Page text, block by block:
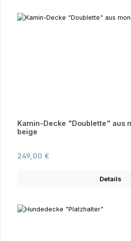
Kamin-Decke "Doublette" aus
beige
Regulärer Preis:
249,00 €
Details